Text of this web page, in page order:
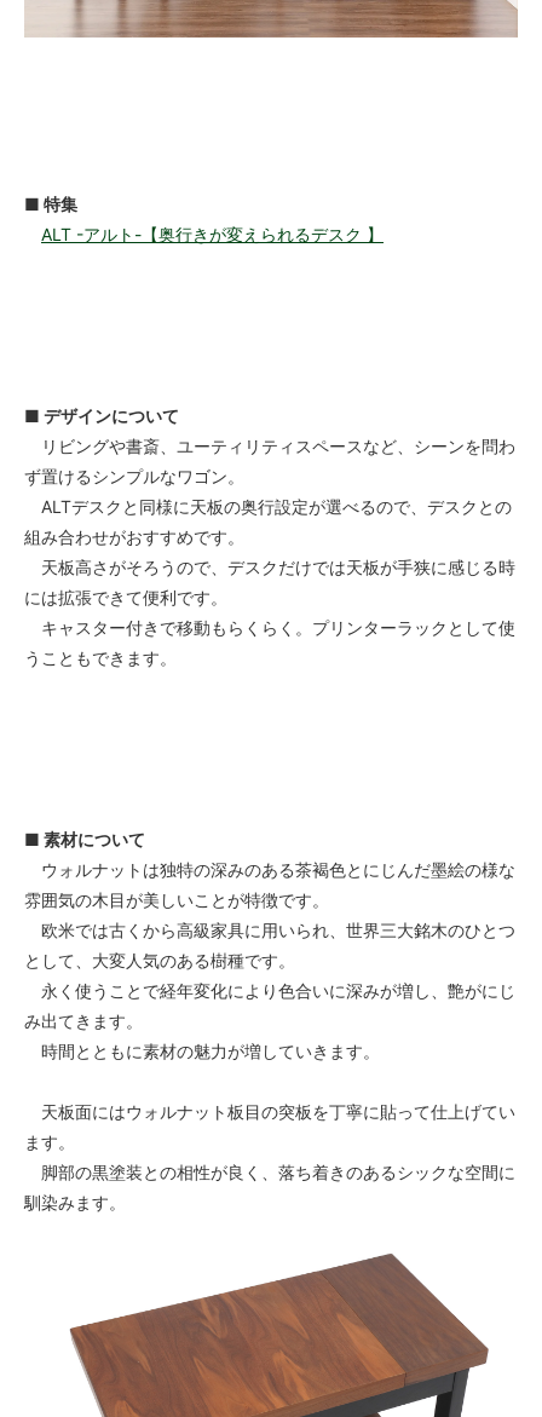
■ 特集
ALT -アルト-【奥行きが変えられるデスク 】
■ デザインについて
リビングや書斎、ユーティリティスペースなど、シーンを問わ
ず置けるシンプルなワゴン。
ALTデスクと同様に天板の奥行設定が選べるので、デスクとの
組み合わせがおすすめです。
天板高さがそろうので、デスクだけでは天板が手狭に感じる時
には拡張できて便利です。
キャスター付きで移動もらくらく。プリンターラックとして使
うこともできます。
■ 素材について
ウォルナットは独特の深みのある茶褐色とにじんだ墨絵の様な
雰囲気の木目が美しいことが特徴です。
欧米では古くから高級家具に用いられ、世界三大銘木のひとつ
として、大変人気のある樹種です。
永く使うことで経年変化により色合いに深みが増し、艶がにじ
み出てきます。
時間とともに素材の魅力が増していきます。
天板面にはウォルナット板目の突板を丁寧に貼って仕上げてい
ます。
脚部の黒塗装との相性が良く、落ち着きのあるシックな空間に
馴染みます。